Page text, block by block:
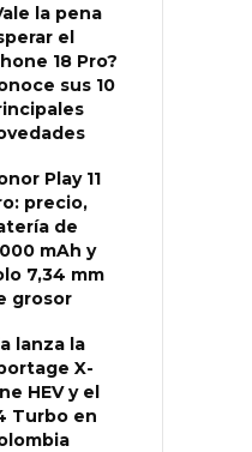
la pena
el
18 Pro?
sus 10
Play 11
precio,
de
mAh y
7,34 mm
grosor
lanza la
X-
HEV y el
Turbo en